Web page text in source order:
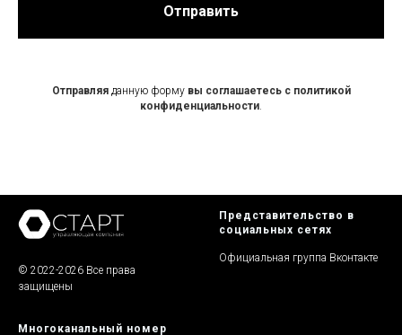
Отправить
Отправляяданную форму вы соглашаетесь с политикой
конфиденциальности
© 2022-2026 Все права
защищены
Представительство в
социальных сетях
Официальная группа Вконтакте
Многоканальный номер